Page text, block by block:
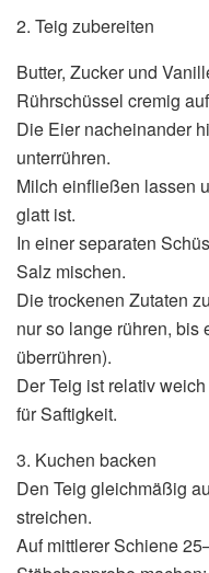
2. Teig zubereiten
Butter, Zucker und
Rührschüssel cremig
Die Eier nacheinander
unterrühren.
Milch einfließen lassen
glatt ist.
In einer separaten
Salz mischen.
Die trockenen Zutaten
nur so lange rühren, bis
überrühren).
Der Teig ist relativ
für Saftigkeit.
3. Kuchen backen
Den Teig gleichmäßig
streichen.
Auf mittlerer Schiene